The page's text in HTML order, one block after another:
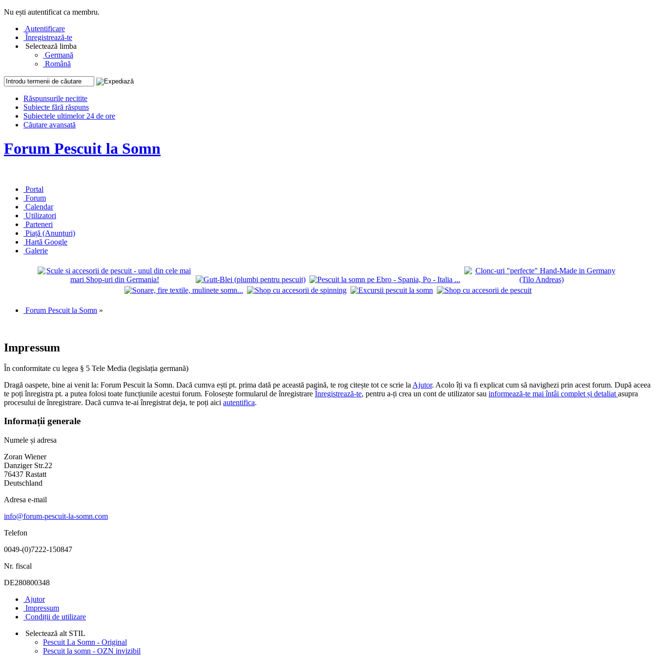
Nu ești autentificat ca membru.
Autentificare
Înregistrează-te
Selectează limba
Germană
Română
Răspunsurile necitite
Subiecte fără răspuns
Subiectele ultimelor 24 de ore
Căutare avansată
Forum Pescuit la Somn
Portal
Forum
Calendar
Utilizatori
Parteneri
Piață (Anunţuri)
Hartă Google
Galerie
Forum Pescuit la Somn »
Impressum
În conformitate cu legea § 5 Tele Media (legislația germană)
Dragă oaspete, bine ai venit la: Forum Pescuit la Somn. Dacă cumva ești pt. prima dată pe această pagină, te rog citește tot ce scrie la Ajutor. Acolo îți va fi explicat cum să navighezi prin acest forum. După aceea
te poți înregistra pt. a putea folosi toate funcțiunile acestui forum. Folosește formularul de înregistrare Înregistrează-te, pentru a-ți crea un cont de utilizator sau informează-te mai întâi complet și detaliat asupra
procesului de înregistrare. Dacă cumva te-ai înregistrat deja, te poți aici autentifica.
Informații generale
Numele și adresa
Zoran Wiener
Danziger Str.22
76437 Rastatt
Deutschland
Adresa e-mail
info@forum-pescuit-la-somn.com
Telefon
0049-(0)7222-150847
Nr. fiscal
DE280800348
Ajutor
Impressum
Condiții de utilizare
Selectează alt STIL
Pescuit La Somn - Original
Pescuit la somn - OZN invizibil